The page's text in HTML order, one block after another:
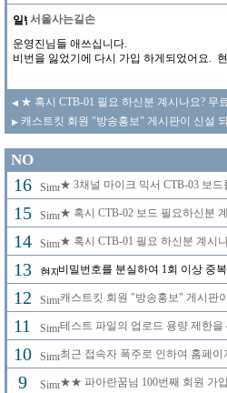
서울사는길손
운영진님들 애쓰십니다.
비번을 잃었기에 다시 가입 하게되었어요.
◀ ★ 혹시 CTB-01 필요 하신분 계시나요? 무
▶ 캐스트킷 회원 "방송홍보" 게시판이 신설
NO
16 ★ 3채널 마이크 믹서 CTB-03 보
15 ★ 혹시 CTB-02 보드 필요하신분
14 ★ 혹시 CTB-01 필요 하신분 계시
13 비밀번호를 분실하여 1회 이상 중
12 캐스트킷 회원 "방송홍보" 게시판
11 테스트 파일의 업로드 용량 제한
10 최근 접속자 폭주로 인하여 홈페
9 ★★ 파아란꿈님 100번째 회원 가